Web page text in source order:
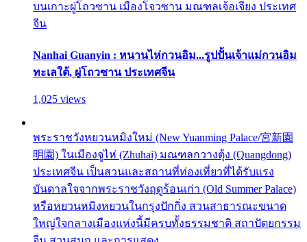
บนเกาะผู่โถวซาน เมืองโจวซาน มณฑลเจ้อเจียง ประเทศ
จีน
Nanhai Guanyin : หนานไห่กวนอิม...รูปปั้นเจ้าแม่กวนอิม
ทะเลใต้, ผู่โถวซาน ประเทศจีน
1,025 views
พระราชวังหยวนหมิงใหม่ (New Yuanming Palace/宮新園
明園) ในเมืองจูไห่ (Zhuhai) มณฑลกวางตุ้ง (Quangdong)
ประเทศจีน เป็นสวนและสถานที่ท่องเที่ยวที่ได้รับแรง
บันดาลใจจากพระราชวังฤดูร้อนเก่า (Old Summer Palace)
หรือหยวนหมิงหยวนในกรุงปักกิ่ง สวนสาธารณะขนาด
ใหญ่ใจกลางเมืองแห่งนี้มีครบทั้งธรรมชาติ สถาปัตยกรรม